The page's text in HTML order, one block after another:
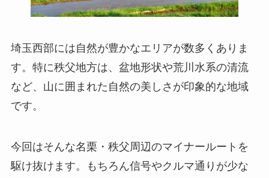
埼玉西部には自然が豊かなエリアが数多くありま
す。特に秩父地方は、盆地形状や荒川水系の清流
など、山に囲まれた自然の美しさが印象的な地域
です。
今回はそんな名栗・秩父周辺のマイナールートを
駆け抜けます。もちろん信号やクルマ通りが少な